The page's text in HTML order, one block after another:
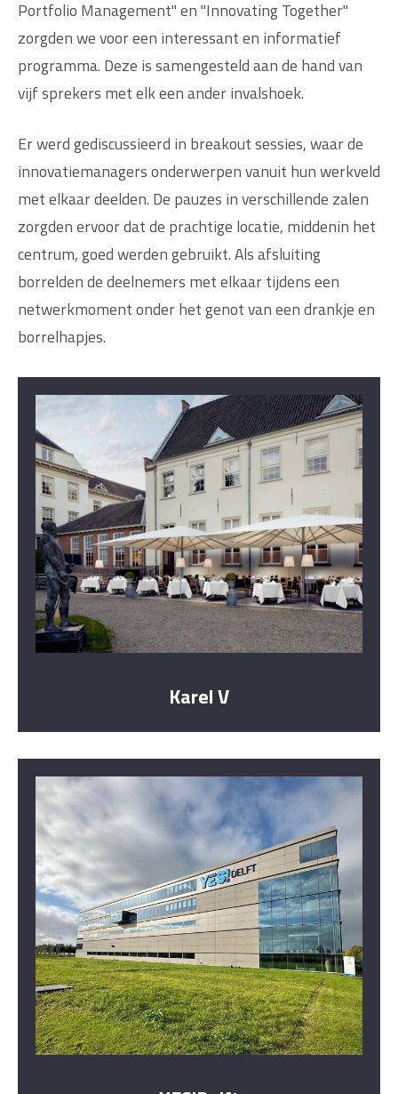
Portfolio Management" en "Innovating Together"
zorgden we voor een interessant en informatief
programma. Deze is samengesteld aan de hand van
vijf sprekers met elk een ander invalshoek.
Er werd gediscussieerd in breakout sessies, waar de
innovatiemanagers onderwerpen vanuit hun werkveld
met elkaar deelden. De pauzes in verschillende zalen
zorgden ervoor dat de prachtige locatie, middenin het
centrum, goed werden gebruikt. Als afsluiting
borrelden de deelnemers met elkaar tijdens een
netwerkmoment onder het genot van een drankje en
borrelhapjes.
Karel V